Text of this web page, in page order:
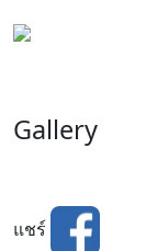
Gallery
แชร์